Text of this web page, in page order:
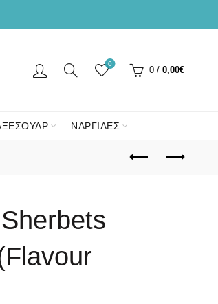
0
0 / 0,00€
ΝΑΡΓΙΛΕΣ